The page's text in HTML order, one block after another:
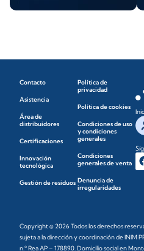
Contacto
Asistencia
Área de
distribuidores
Certificaciones
Innovación
tecnológica
Gestión de residuos
Política de
privacidad
Política de cookies
Condiciones de uso
y condiciones
generales
Condiciones
generales de venta
Denuncia de
irregularidades
Copyright © 2026 Todos los derechos
sujeta a la dirección y coordinación de INIM
n.º Rea AP – 178890. Domicilio social en